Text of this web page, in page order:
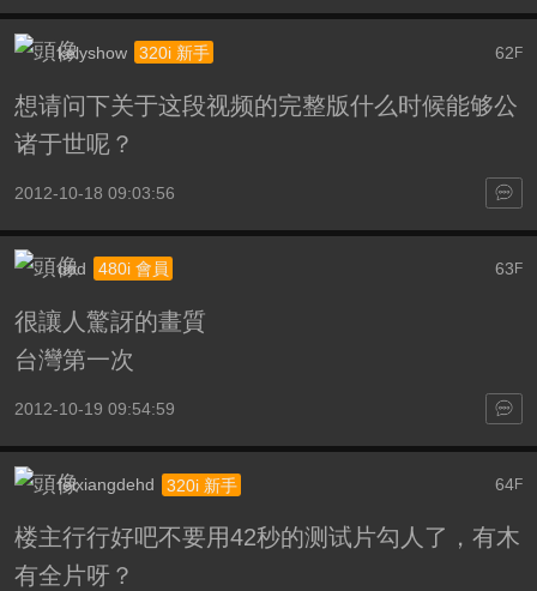
62 F
kelyshow 320i 新手
想请问下关于这段视频的完整版什么时候能够公
诸于世呢？
2012-10-18 09:03:56
63 F
dod 480i 會員
很讓人驚訝的畫質
台灣第一次
2012-10-19 09:54:59
64F
feixiangdehd 320i 新手
楼主行行好吧不要用42秒的测试片勾人了，有木
有全片呀？